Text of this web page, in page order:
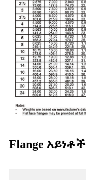
Flange አይነቶች